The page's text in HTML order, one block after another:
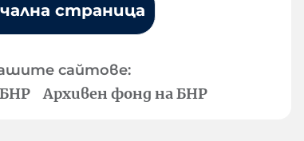
страница
сайтове:
Архивен фонд на БНР